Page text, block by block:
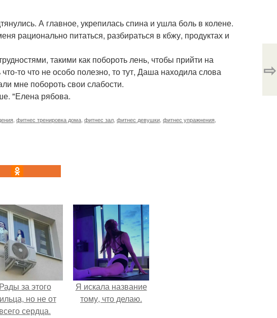
А главное, укрепилась спина и ушла боль в колене.
рационально питаться, разбираться в кбжу, продуктах и
такими как побороть лень, чтобы прийти на
то что не особо полезно, то тут, Даша находила слова
мне побороть свои слабости.
"Елена рябова.
фитнес тренировка дома фитнес зал фитнес девушки фитнес упражнения
⇨
Рады за этого
но не от
всего сердца.
Я искала название
тому, что делаю.